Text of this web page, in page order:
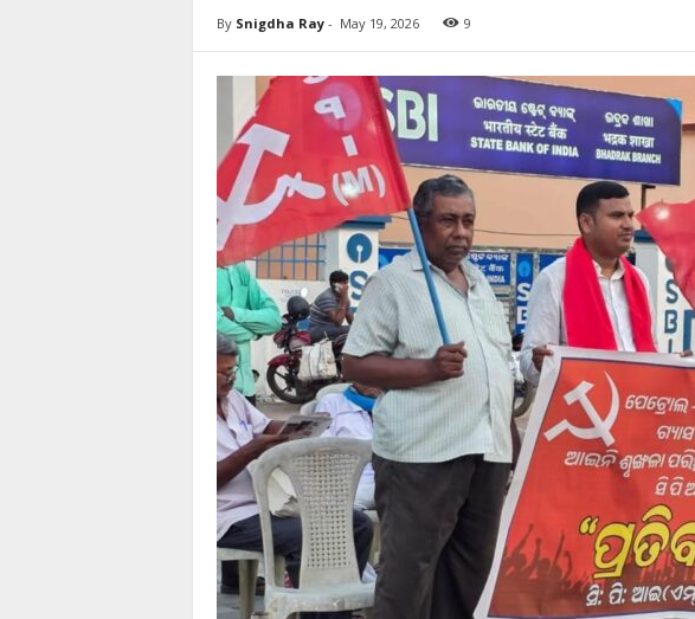
By Snigdha Ray- May 19, 2026 9